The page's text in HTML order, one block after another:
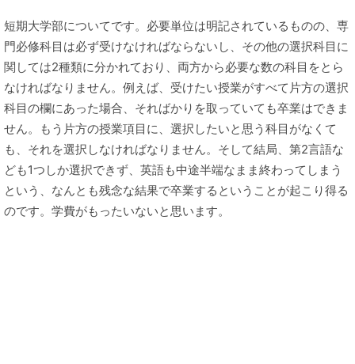
短期大学部についてです。必要単位は明記されているものの、専
門必修科目は必ず受けなければならないし、その他の選択科目に
関しては2種類に分かれており、両方から必要な数の科目をとら
なければなりません。例えば、受けたい授業がすべて片方の選択
科目の欄にあった場合、そればかりを取っていても卒業はできま
せん。もう片方の授業項目に、選択したいと思う科目がなくて
も、それを選択しなければなりません。そして結局、第2言語な
ども1つしか選択できず、英語も中途半端なまま終わってしまう
という、なんとも残念な結果で卒業するということが起こり得る
のです。学費がもったいないと思います。